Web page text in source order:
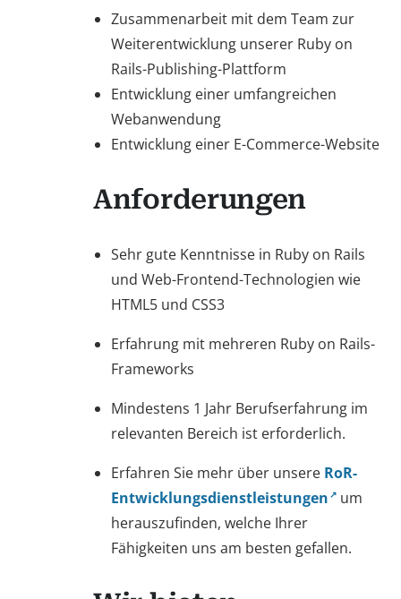
Zusammenarbeit mit dem Team zur
Weiterentwicklung unserer Ruby on
Rails-Publishing-Plattform
Entwicklung einer umfangreichen
Webanwendung
Entwicklung einer E-Commerce-Website
Anforderungen
Sehr gute Kenntnisse in Ruby on Rails
und Web-Frontend-Technologien wie
HTML5 und CSS3
Erfahrung mit mehreren Ruby on Rails-
Frameworks
Mindestens 1 Jahr Berufserfahrung im
relevanten Bereich ist erforderlich.
Erfahren Sie mehr über unsere RoR-
Entwicklungsdienstleistungen
um
herauszufinden, welche Ihrer
Fähigkeiten uns am besten gefallen.